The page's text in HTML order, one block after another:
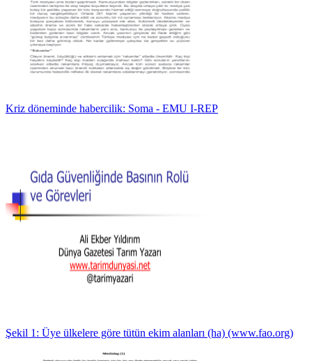
Kriz döneminde habercilik: Soma - EMU I-REP
Şekil 1: Üye ülkelere göre tütün ekim alanları (ha) (www.fao.org)